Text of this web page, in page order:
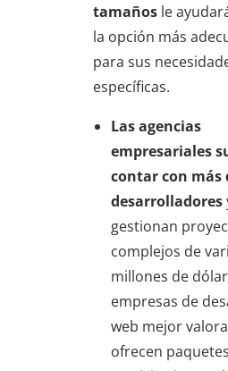
tamaños le
la opción más
para sus
específicas.
Las agencias
empresariales
contar con más
desarrolladores
gestionan
complejos de
millones de
empresas de
web mejor
ofrecen